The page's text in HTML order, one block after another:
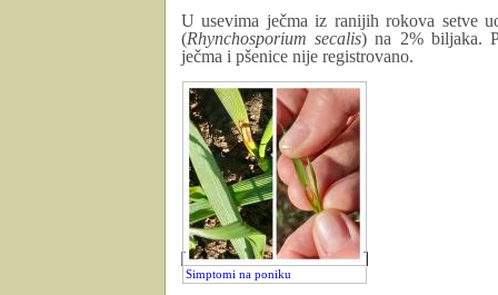
U usevima ječma iz ranijih rokova setve
(Rhynchosporium secalis) na 2% biljaka.
ječma i pšenice nije registrovano.
Simptomi na poniku